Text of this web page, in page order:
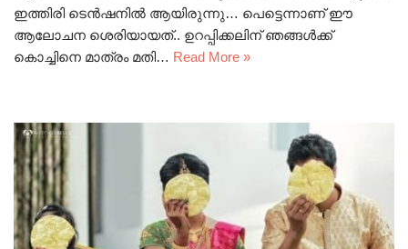
ഇത്തിരി ടെൻഷനിൽ ആയിരുന്നു… പെട്ടെന്നാണ് ഈ
ആലോചന ശെരിയായത്.. ഉറപ്പിക്കലിന് ഞങ്ങൾക്ക്
കൊച്ചിനെ മാത്രം മതി… Read More »